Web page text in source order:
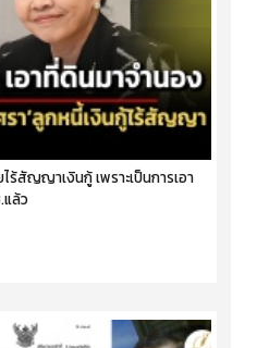
ร้สัญญาเงินกู้ เพราะเป็นการเอา
ล้ว